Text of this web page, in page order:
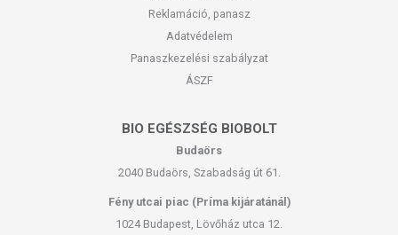
Reklamáció, panasz
Adatvédelem
Panaszkezelési szabályzat
ÁSZF
BIO EGÉSZSÉG BIOBOLT
Budaörs
2040 Budaörs, Szabadság út 61.
Fény utcai piac (Príma kijáratánál)
1024 Budapest, Lövőház utca 12.